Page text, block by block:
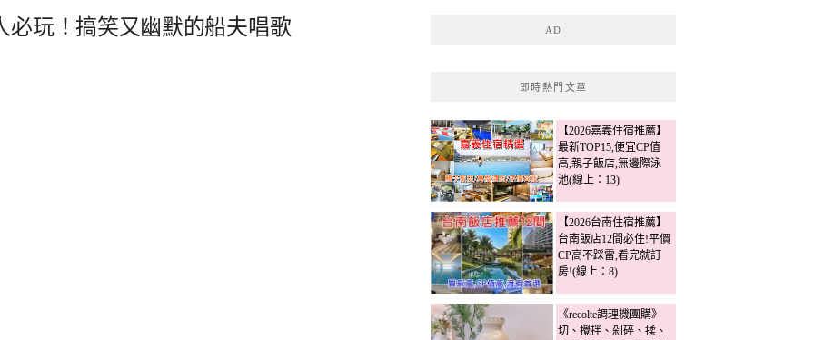
必玩！搞笑又幽默的船夫唱歌 AD
即時熱門文章
【2026嘉義住宿推薦】
最新TOP15,便宜CP值
高,親子飯店,無邊際泳
池(線上：13)
【2026台南住宿推薦】
台南飯店12間必住!平價
CP高不踩雷,看完就訂
房!(線上：8)
《recolte調理機團購》
切、攪拌、剁碎、揉、